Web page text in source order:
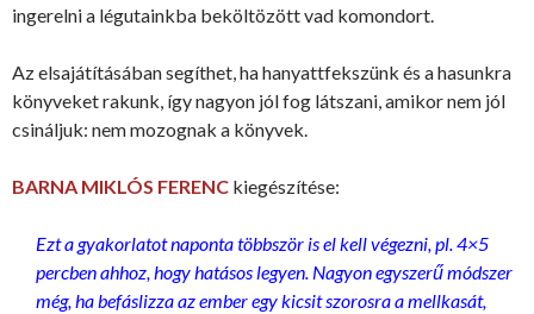
ingerelni a légutainkba beköltözött vad komondort.
Az elsajátításában segíthet, ha hanyattfekszünk és a hasunkra
könyveket rakunk, így nagyon jól fog látszani, amikor nem jól
csináljuk: nem mozognak a könyvek.
BARNA MIKLÓS FERENC kiegészítése:
Ezt a gyakorlatot naponta többször is el kell végezni, pl. 4×5
percben ahhoz, hogy hatásos legyen. Nagyon egyszerű módszer
még, ha befáslizza az ember egy kicsit szorosra a mellkasát,